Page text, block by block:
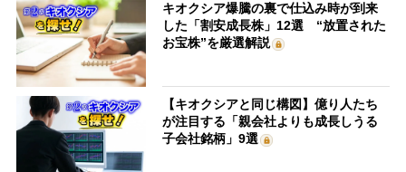
キオクシア爆騰の裏で仕込み時が到来
した「割安成長株」12選 “放置された
お宝株”を厳選解説
【キオクシアと同じ構図】億り人たち
が注目する「親会社よりも成長しうる
子会社銘柄」9選